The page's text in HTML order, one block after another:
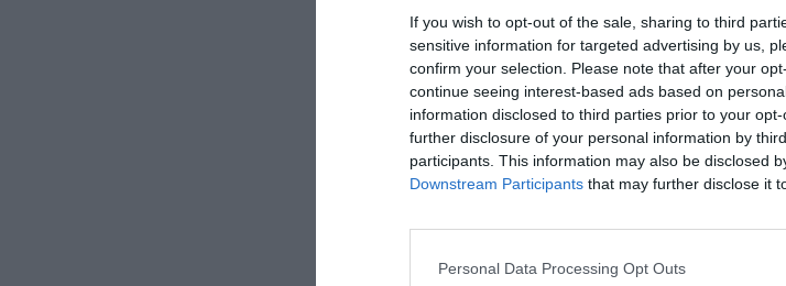
If you wish to opt-out of the sale, sharing to third
sensitive information for targeted advertising by us,
confirm your selection. Please note that after your
continue seeing interest-based ads based on
information disclosed to third parties prior to your
further disclosure of your personal information by
participants. This information may also be disclosed
Downstream Participants that may further disclose it
Personal Data Processing Opt Outs